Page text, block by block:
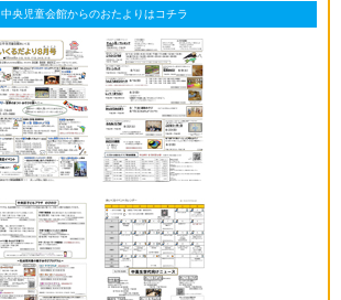
中央児童会館からのおたよりはコチラ